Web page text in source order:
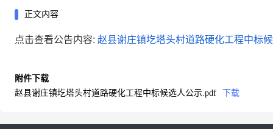
正文内容
点击查看公告内容: 赵县谢庄镇圪塔头村道路硬化工程中标
附件下载
赵县谢庄镇圪塔头村道路硬化工程中标候选人公示.pdf
下载